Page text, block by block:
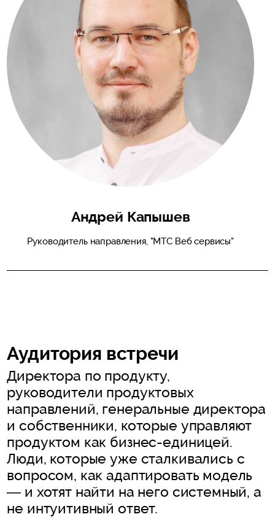
Андрей Капышев
Руководитель направления, "МТС Веб сервисы"
Аудитория встречи
Директора по продукту,
руководители продуктовых
направлений, генеральные директора
и собственники, которые управляют
продуктом как бизнес-единицей.
Люди, которые уже сталкивались с
вопросом, как адаптировать модель
— и хотят найти на него системный, а
не интуитивный ответ.